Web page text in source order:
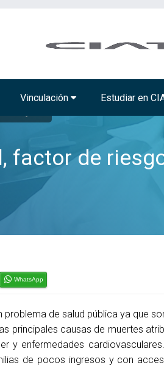
Vinculación Estudiar en
factor de
WhatsApp
de salud pública ya que
principales causas de muertes
y enfermedades
de pocos ingresos y con